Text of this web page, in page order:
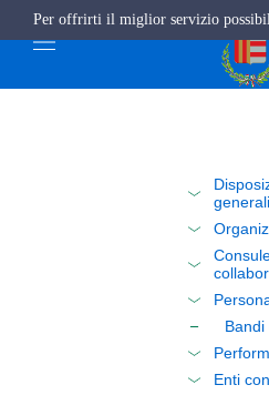
generali
Enti
Per offrirti il miglior servizio